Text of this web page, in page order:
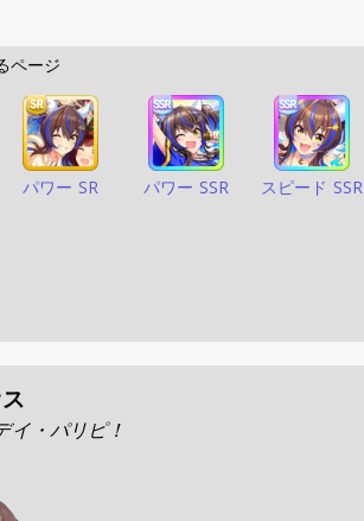
するページ
パワー SR パワー SSR スピード SSR
・パリピ！